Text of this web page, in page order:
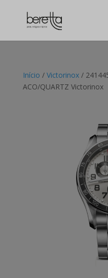
Início / Victorinox/
ACO/QUARTZ Victorinox